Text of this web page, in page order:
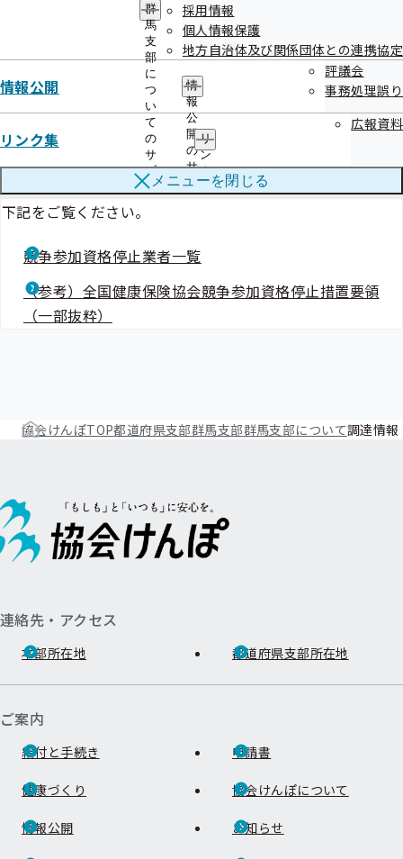
群
馬
支
部
に
つ
い
て
の
サ
ブ
メ
採用情報
個人情報保護
地方自治体及び関係団体との連携協定
情報公開
情
報
公
開
の
サ
ブ
メ
ー
評議会
事務処理誤り
リンク集
リ
ン
ク
メ
ニ
ュ
ー
広報資料
メニューを閉じる
注意事項
競争参加資格停止業者一覧
下記をご覧ください。
競争参加資格停止業者一覧
（参考）全国健康保険協会競争参加資格停止措置要領
（一部抜粋）
協会けんぽTOP都道府県支部群馬支部群馬支部について調達情報
連絡先・アクセス
本部所在地 都道府県支部所在地
ご案内
給付と手続き 申請書
健康づくり 協会けんぽについて
情報公開 お知らせ